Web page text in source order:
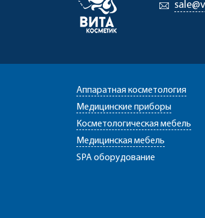
Аппаратная косметология
Медицинские приборы
Косметологическая мебель
Медицинская мебель
SPA оборудование